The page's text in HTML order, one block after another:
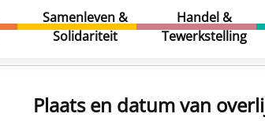
Samenleven &
Solidariteit
Handel &
Tewerkstelling
Plaats en datum van